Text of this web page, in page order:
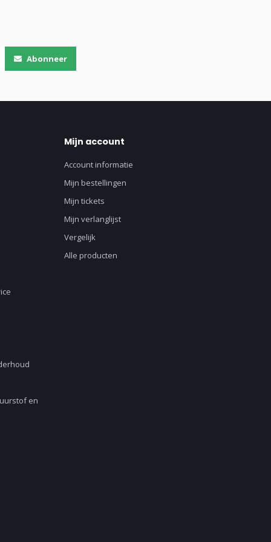
Abonneer
en
Mijn account
Account informatie
Mijn bestellingen
Mijn tickets
Mijn verlanglijst
Vergelijk
Alle producten